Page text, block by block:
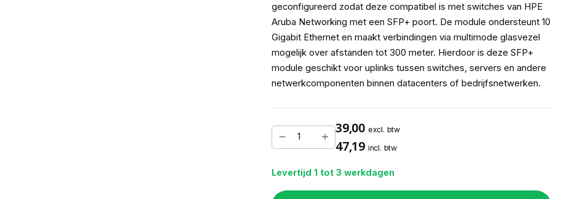
geconfigureerd zodat deze compatibel is met switches van HPE
Aruba Networking met een SFP+ poort. De module ondersteunt 10
Gigabit Ethernet en maakt verbindingen via multimode glasvezel
mogelijk over afstanden tot 300 meter. Hierdoor is deze SFP+
module geschikt voor uplinks tussen switches, servers en andere
netwerkcomponenten binnen datacenters of bedrijfsnetwerken.
39,00 excl. btw
47,19 incl. btw
Levertijd 1 tot 3 werkdagen